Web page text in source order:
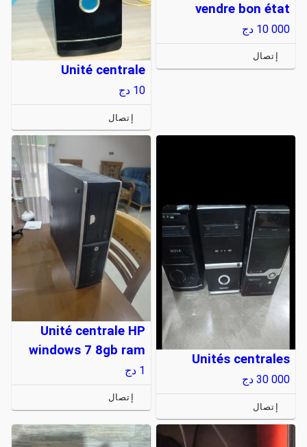
vendre bon état
10 000 دج
إتصال
Unité centrale
10 دج
إتصال
Unités centrales
30 000 دج
إتصال
Unité centrale HP
windows 7 8gb ram
1 دج
إتصال